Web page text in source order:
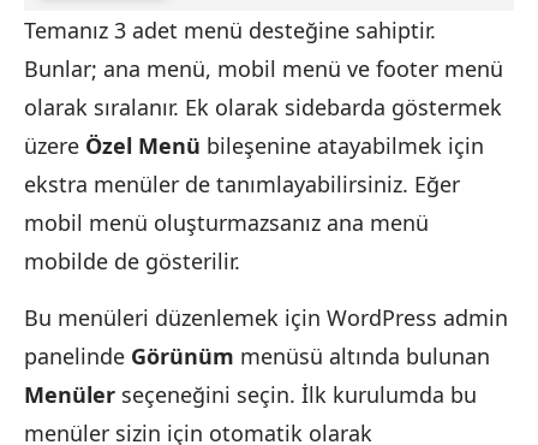
Temanız 3 adet menü desteğine sahiptir.
Bunlar; ana menü, mobil menü ve footer menü
olarak sıralanır. Ek olarak sidebarda göstermek
üzere Özel Menü bileşenine atayabilmek için
ekstra menüler de tanımlayabilirsiniz. Eğer
mobil menü oluşturmazsanız ana menü
mobilde de gösterilir.
Bu menüleri düzenlemek için WordPress admin
panelinde Görünüm menüsü altında bulunan
Menüler seçeneğini seçin. İlk kurulumda bu
menüler sizin için otomatik olarak